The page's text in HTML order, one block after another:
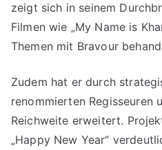
zeigt sich in seinem
Filmen wie „My Name is
Themen mit Bravour
Zudem hat er durch
renommierten Regisseuren
Reichweite erweitert.
„Happy New Year“